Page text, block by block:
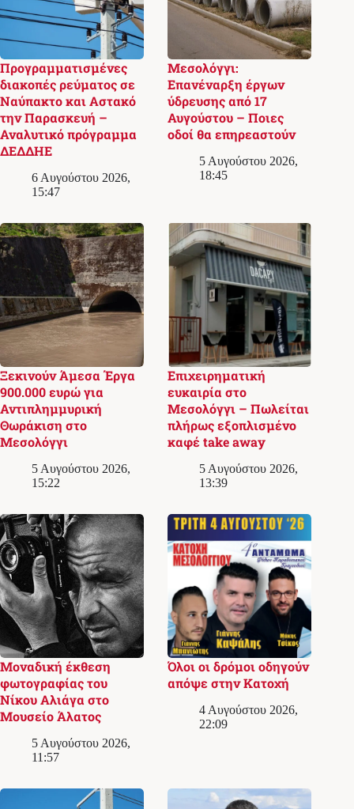
Προγραμματισμένες
διακοπές ρεύματος σε
Ναύπακτο και Αστακό
την Παρασκευή –
Αναλυτικό πρόγραμμα
ΔΕΔΔΗΕ
6 Αυγούστου 2026,
15:47
Μεσολόγγι:
Επανέναρξη έργων
ύδρευσης από 17
Αυγούστου – Ποιες
οδοί θα επηρεαστούν
5 Αυγούστου 2026,
18:45
Ξεκινούν Άμεσα Έργα
900.000 ευρώ για
Αντιπλημμυρική
Θωράκιση στο
Μεσολόγγι
5 Αυγούστου 2026,
15:22
Επιχειρηματική
ευκαιρία στο
Μεσολόγγι – Πωλείται
πλήρως εξοπλισμένο
καφέ take away
5 Αυγούστου 2026,
13:39
Μοναδική έκθεση
φωτογραφίας του
Νίκου Αλιάγα στο
Μουσείο Άλατος
5 Αυγούστου 2026,
11:57
Όλοι οι δρόμοι οδηγούν
απόψε στην Κατοχή
4 Αυγούστου 2026,
22:09